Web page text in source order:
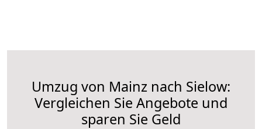
Umzug von Mainz nach Sielow:
Vergleichen Sie Angebote und
sparen Sie Geld